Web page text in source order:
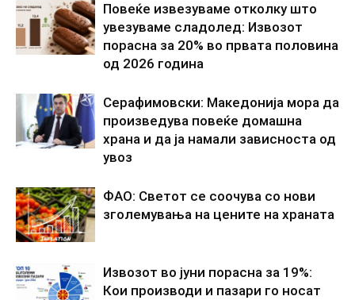
Повеќе извезуваме отколку што
увезуваме сладолед: Извозот
порасна за 20% во првата половина
од 2026 година
Серафимовски: Македонија мора да
произведува повеќе домашна
храна и да ја намали зависноста од
увоз
ФАО: Светот се соочува со нови
зголемувања на цените на храната
Извозот во јуни порасна за 19%:
Кои производи и пазари го носат